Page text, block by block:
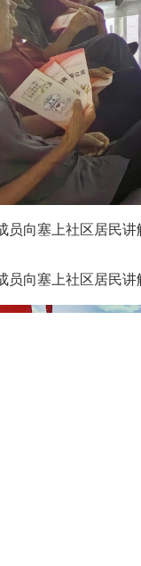
员向塞上社区居民
员向塞上社区居民